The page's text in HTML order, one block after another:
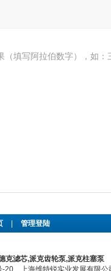
（填写阿拉伯数字），如：
管理登陆
克滤芯,派克齿轮泵,派克柱塞泵
-20 上海维特锐实业发展有限公